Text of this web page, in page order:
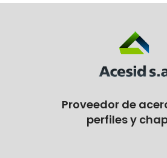
Proveedor de
perfiles y